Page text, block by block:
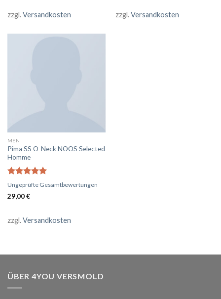
zzgl.Versandkosten zzgl.Versandkosten
MEN
Pima SS O-Neck NOOS Selected
Homme
Bewertet
mit 5.00
von 5
Ungeprüfte Gesamtbewertungen
29,00€
zzgl.Versandkosten
ÜBER 4YOU VERSMOLD